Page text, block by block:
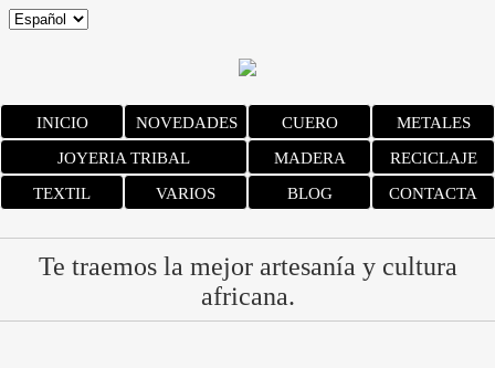
INICIO NOVEDADES CUERO
METALES
JOYERIA TRIBAL
MADERA
RECICLAJE
TEXTIL
VARIOS BLOG CONTACTA
Te traemos la mejor artesanía y cultura
africana.